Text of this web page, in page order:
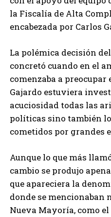
la Fiscalía de Alta
encabezada por Carlos
La polémica decisión
concretó cuando en el
comenzaba a preocupar
Gajardo estuviera
acuciosidad todas las
políticas sino también
cometidos por grandes
Aunque lo que más
cambio se produjo
que apareciera la
donde se mencionaban
Nueva Mayoría, como